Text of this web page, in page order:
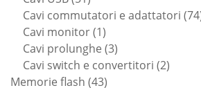
prodotti
Cavi commutatori e adattatori 74
Cavi monitor 11
prodotto
Cavi prolunghe 33
prodotti
Cavi switch e convertitori 22
Memorie flash 4343